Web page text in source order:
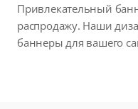
Привлекательный
распродажу. Наши
баннеры для вашего